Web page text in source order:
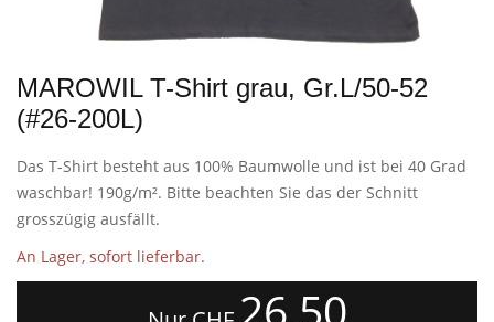
MAROWIL T-Shirt grau, Gr.L/50-52
(#26-200L)
Das T-Shirt besteht aus 100% Baumwolle und ist bei 40 Grad
waschbar! 190g/m². Bitte beachten Sie das der Schnitt
grosszügig ausfällt.
An Lager, sofort lieferbar.